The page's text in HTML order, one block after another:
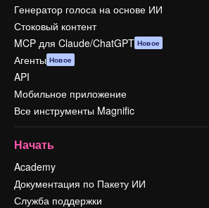
Генератор голоса на основе ИИ
Стоковый контент
MCP для Claude/ChatGPT Новое
Агенты Новое
API
Мобильное приложение
Все инструменты Magnific
Начать
Academy
Документация по Пакету ИИ
Служба поддержки